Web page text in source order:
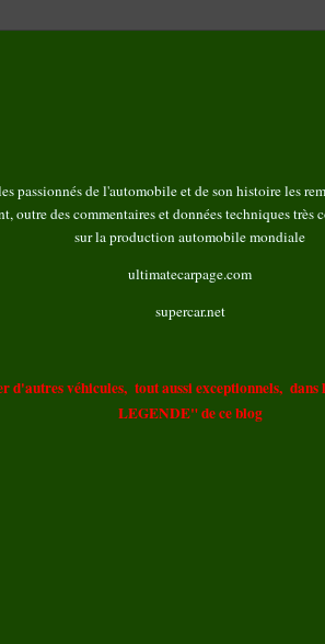
passionnés de l'automobile et de son histoire les
outre des commentaires et données techniques très
sur la production automobile mondiale
ultimatecarpage.com
supercar.net
d'autres véhicules, tout aussi exceptionnels,
LEGENDE" de ce blog